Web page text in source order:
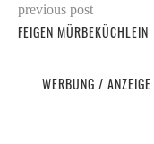
previous post
FEIGEN MÜRBEKÜCHLEIN
WERBUNG /